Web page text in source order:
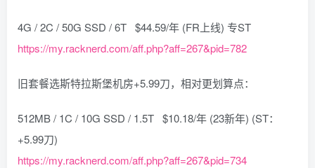
4G / 2C / 50G SSD / 6T $44.59/年 (FR上线) 专ST
https://my.racknerd.com/aff.php?aff=267&pid=782
旧套餐选斯特拉斯堡机房+5.99刀，相对更划算点：
512MB / 1C / 10G SSD / 1.5T $10.18/年 (23新年) (ST：
+5.99刀)
https://my.racknerd.com/aff.php?aff=267&pid=734